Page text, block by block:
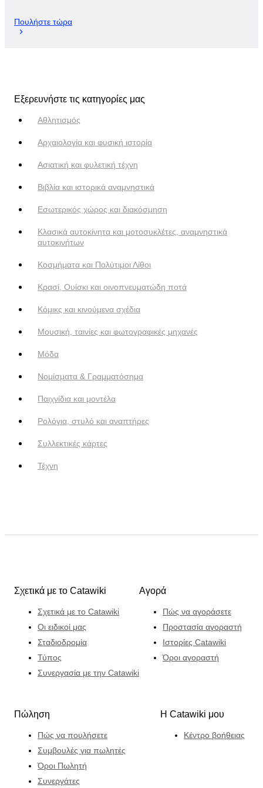
Πουλήστε τώρα
Εξερευνήστε τις κατηγορίες μας
Αθλητισμός
Αρχαιολογία και φυσική ιστορία
Ασιατική και φυλετική τέχνη
Βιβλία και ιστορικά αναμνηστικά
Εσωτερικός χώρος και διακόσμηση
Κλασικά αυτοκίνητα και μοτοσυκλέτες, αναμνηστικά
αυτοκινήτων
Κοσμήματα και Πολύτιμοι Λίθοι
Κρασί, Ουίσκι και οινοπνευματώδη ποτά
Κόμικς και κινούμενα σχέδια
Μουσική, ταινίες και φωτογραφικές μηχανές
Μόδα
Νομίσματα & Γραμματόσημα
Παιχνίδια και μοντέλα
Ρολόγια, στυλό και αναπτήρες
Συλλεκτικές κάρτες
Τέχνη
Σχετικά με το Catawiki
Σχετικά με το Catawiki
Οι ειδικοί μας
Σταδιοδρομία
Τύπος
Συνεργασία με την Catawiki
Αγορά
Πώς να αγοράσετε
Προστασία αγοραστή
Ιστορίες Catawiki
Όροι αγοραστή
Πώληση
Πώς να πουλήσετε
Συμβουλές για πωλητές
Όροι Πωλητή
Συνεργάτες
Η Catawiki μου
Κέντρο βοήθειας